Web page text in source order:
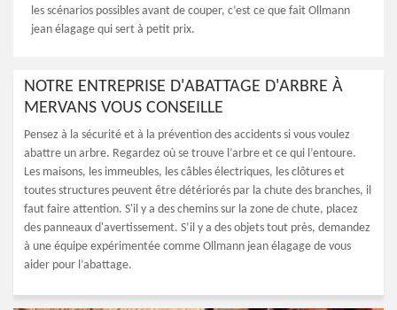
les scénarios possibles avant de couper, c’est ce que fait Ollmann
jean élagage qui sert à petit prix.
NOTRE ENTREPRISE D'ABATTAGE D'ARBRE À
MERVANS VOUS CONSEILLE
Pensez à la sécurité et à la prévention des accidents si vous voulez
abattre un arbre. Regardez où se trouve l’arbre et ce qui l’entoure.
Les maisons, les immeubles, les câbles électriques, les clôtures et
toutes structures peuvent être détériorés par la chute des branches, il
faut faire attention. S'il y a des chemins sur la zone de chute, placez
des panneaux d'avertissement. S’il y a des objets tout près, demandez
à une équipe expérimentée comme Ollmann jean élagage de vous
aider pour l’abattage.